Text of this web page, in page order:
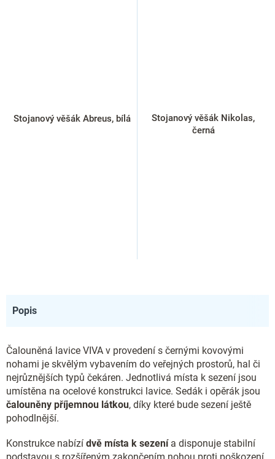
Stojanový věšák Abreus, bílá
Stojanový věšák Nikolas,
černá
Popis
Čalouněná lavice VIVA v provedení s černými kovovými
nohami je skvělým vybavením do veřejných prostorů, hal či
nejrůznějších typů čekáren. Jednotlivá místa k sezení jsou
umístěna na ocelové konstrukci lavice. Sedák i opěrák jsou
čalouněny příjemnou látkou, díky které bude sezení ještě
pohodlnější.
Konstrukce nabízí dvě místa k sezenía disponuje stabilní